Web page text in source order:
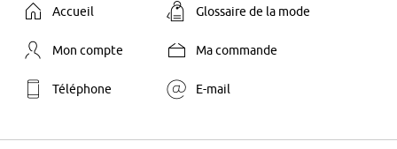
Accueil Glossaire de la mode
Mon compte Ma commande
Téléphone E-mail